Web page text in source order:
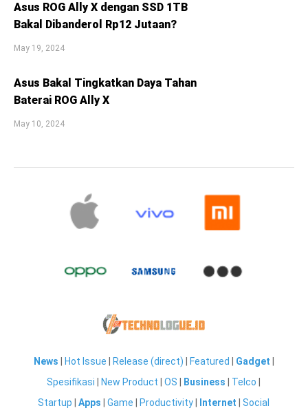
Asus ROG Ally X dengan SSD 1TB
Bakal Dibanderol Rp12 Jutaan?
May 19, 2024
Asus Bakal Tingkatkan Daya Tahan
Baterai ROG Ally X
May 10, 2024
News Hot Issue Release (direct) Featured Gadget
Spesifikasi
New Product |OS Business Telco
Startup |Apps |Game Productivity Internet |Social